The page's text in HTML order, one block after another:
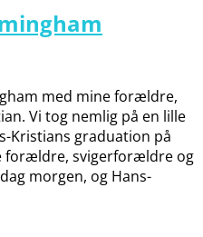
med mine forældre,
Vi tog nemlig på en lille
Kristians graduation på
forældre, svigerforældre og
morgen, og Hans-